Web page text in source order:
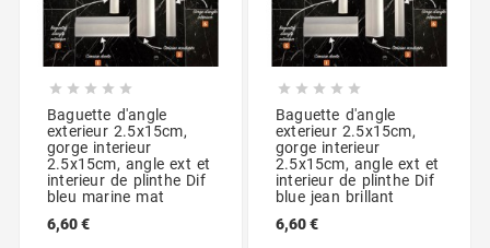
    
Baguette d'angle
exterieur 2.5x15cm,
gorge interieur
2.5x15cm, angle ext et
interieur de plinthe Dif
bleu marine mat
6,60 €
    
Baguette d'angle
exterieur 2.5x15cm,
gorge interieur
2.5x15cm, angle ext et
interieur de plinthe Dif
blue jean brillant
6,60 €